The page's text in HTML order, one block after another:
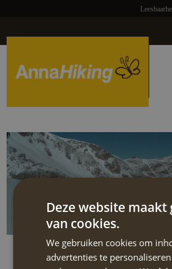
REISAANBOD
REIS SELECTEREN
BLOGS
REFERENTIES
LINKS
DOWNLOADS
NIEUWSBRIEF
TERUG
Nieuwsbrief
Deze website
van cookies.
We gebruiken cookies om
advertenties te